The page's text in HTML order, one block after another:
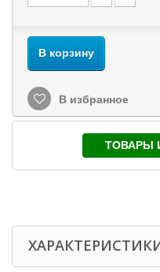
В корзину
В избранное
ТОВАРЫ